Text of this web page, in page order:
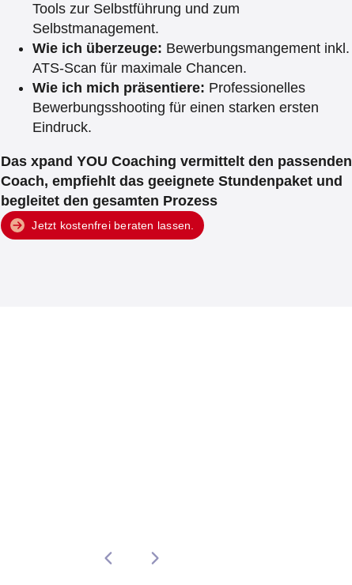
Tools zur Selbstführung und zum
Selbstmanagement.
Wie ich überzeuge: Bewerbungsmangement inkl.
ATS‑Scan für maximale Chancen.
Wie ich mich präsentiere: Professionelles
Bewerbungsshooting für einen starken ersten
Eindruck.
Das xpand YOU Coaching vermittelt den passenden
Coach, empfiehlt das geeignete Stundenpaket und
begleitet den gesamten Prozess
Jetzt kostenfrei beraten lassen.